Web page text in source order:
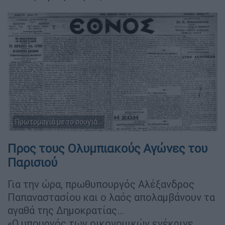
Πρωτομαγιά με το σουγιά...
Προς τους Ολυμπιακούς Αγώνες του
Παρισιού
Για την ώρα, πρωθυπουργός Αλέξανδρος
Παπαναστασίου και ο λαός απολαμβάνουν τα
αγαθά της Δημοκρατίας…